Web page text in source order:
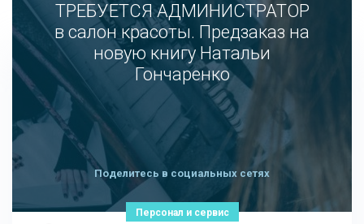
ТРЕБУЕТСЯ АДМИНИСТРАТОР
в салон красоты. Предзаказ на
новую книгу Натальи
Гончаренко
Поделитесь в социальных сетях
Персонал и сервис